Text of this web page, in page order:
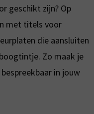
geschikt zijn? Op
met titels voor
die aansluiten
Zo maak je
in jouw